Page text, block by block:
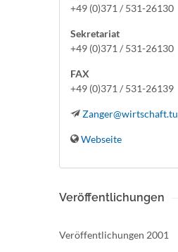
+49 (0)371 / 531-26130
Sekretariat
+49 (0)371 / 531-26130
FAX
+49 (0)371 / 531-26139
Webseite
Veröffentlichungen
Veröffentlichungen 2001